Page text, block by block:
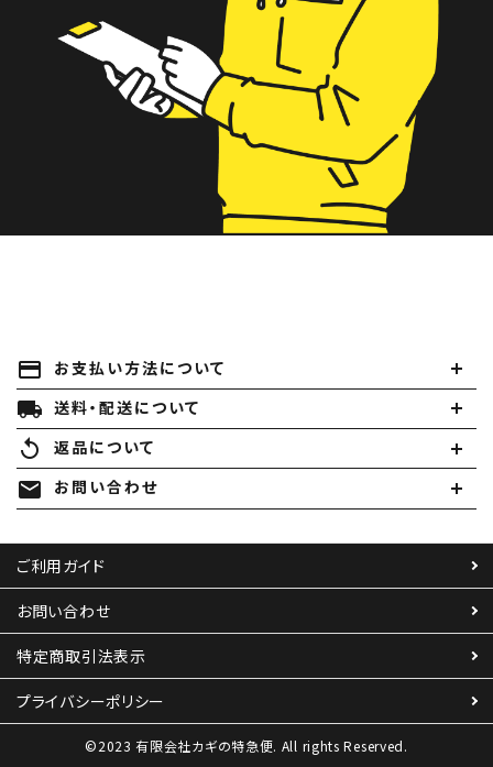
payment お支払い方法について
local_shipping 送料・配送について
replay 返品について
mail お問い合わせ
ご利用ガイド
お問い合わせ
特定商取引法表示
プライバシーポリシー
©2023 有限会社カギの特急便. All rights Reserved.